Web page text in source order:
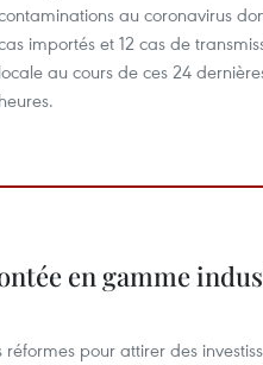
au coronavirus
importés et 12 cas de
locale au cours de ces 24
heures.
en gamme
pour attirer des